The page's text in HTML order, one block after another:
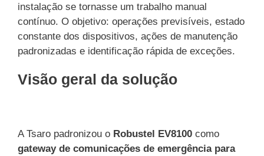
instalação se tornasse um trabalho manual
contínuo. O objetivo: operações previsíveis, estado
constante dos dispositivos, ações de manutenção
padronizadas e identificação rápida de exceções.
Visão geral da solução
A Tsaro padronizou o Robustel EV8100 como
gateway de comunicações de emergência para